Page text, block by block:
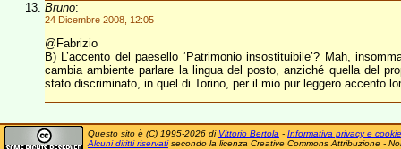
Bruno:
24 Dicembre 2008, 12:05
@Fabrizio
B) L’accento del paesello ‘Patrimonio insostituibile’? Mah,
cambia ambiente parlare la lingua del posto, anziché quella del
stato discriminato, in quel di Torino, per il mio pur leggero accento
Questo sito è (C) 1995-2026 di Vittorio Bertola - Informativa privacy e cookie
Alcuni diritti riservatisecondo la licenza Creative Commons Attribuzione -